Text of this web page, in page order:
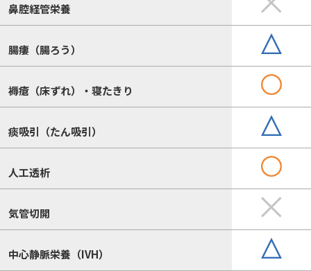
鼻腔経管栄養
腸瘻（腸ろう）
褥瘡（床ずれ）・寝たきり
痰吸引（たん吸引）
人工透析
気管切開
中心静脈栄養（IVH）